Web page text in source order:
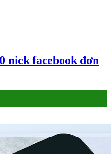
nick facebook đơn